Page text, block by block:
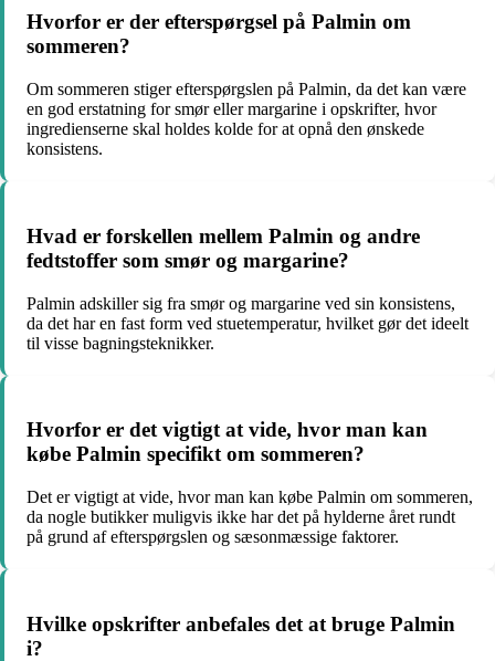
Hvorfor er der efterspørgsel på Palmin om
sommeren?
Om sommeren stiger efterspørgslen på Palmin, da det kan være
en god erstatning for smør eller margarine i opskrifter, hvor
ingredienserne skal holdes kolde for at opnå den ønskede
konsistens.
Hvad er forskellen mellem Palmin og andre
fedtstoffer som smør og margarine?
Palmin adskiller sig fra smør og margarine ved sin konsistens,
da det har en fast form ved stuetemperatur, hvilket gør det ideelt
til visse bagningsteknikker.
Hvorfor er det vigtigt at vide, hvor man kan
købe Palmin specifikt om sommeren?
Det er vigtigt at vide, hvor man kan købe Palmin om sommeren,
da nogle butikker muligvis ikke har det på hylderne året rundt
på grund af efterspørgslen og sæsonmæssige faktorer.
Hvilke opskrifter anbefales det at bruge Palmin
i?